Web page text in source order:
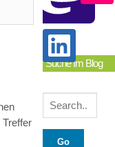
Treffer
Suche Im Blog